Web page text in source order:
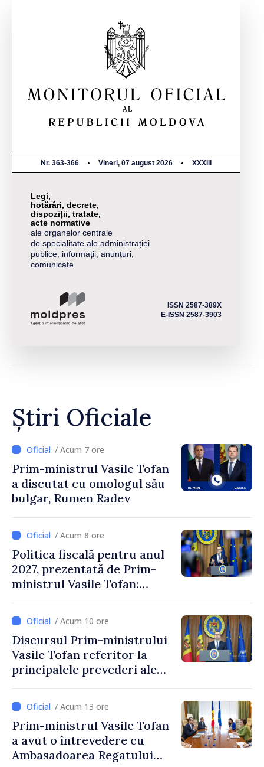
Nr. 363-366 Vineri, 07 august 2026 XXXIII
Legi,
hotărâri, decrete,
dispoziții, tratate,
acte normative
ale organelor centrale
de specialitate ale administrației
publice, informații, anunțuri,
comunicate
ISSN 2587-389X
E-ISSN 2587-3903
Știri Oficiale
/ Acum 7 ore
Prim-ministrul Vasile Tofan
a discutat cu omologul său
bulgar, Rumen Radev
/ Acum 8 ore
Politica fiscală pentru anul
2027, prezentată de Prim-
ministrul Vasile Tofan:
stimularea investițiilor și o
taxare mai echitabilă
/ Acum 10 ore
Discursul Prim-ministrului
Vasile Tofan referitor la
principalele prevederi ale
2027
/ Acum 13 ore
Prim-ministrul Vasile Tofan
a avut o întrevedere cu
Ambasadoarea Regatului